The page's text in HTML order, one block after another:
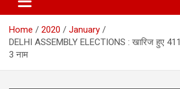
Home 2020
January
DELHI ASSEMBLY ELECTIONS : खारिज हुए
3 नाम